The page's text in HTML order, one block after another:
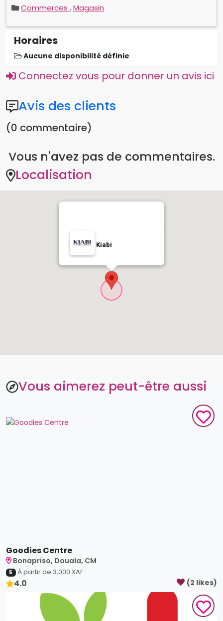
Commerces ,Magasin
Horaires
Aucune disponibilité définie
Connectez vous pour donner un avis ici
Avis des clients
(0 commentaire)
Vous n'avez pas de commentaires.
Localisation
Kiabi
Vous aimerez peut-être aussi
Goodies Centre
Bonapriso, Douala, CM
5 À partir de 3,000 XAF
4.0 (2 likes)